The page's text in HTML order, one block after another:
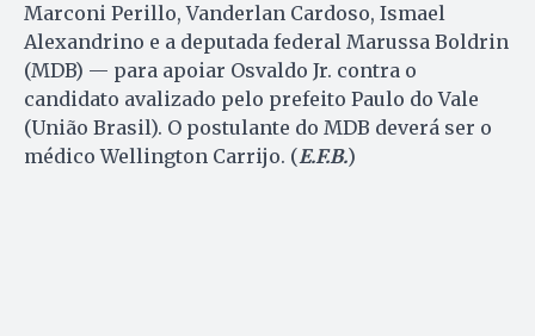
Marconi Perillo, Vanderlan Cardoso, Ismael
Alexandrino e a deputada federal Marussa Boldrin
(MDB) — para apoiar Osvaldo Jr. contra o
candidato avalizado pelo prefeito Paulo do Vale
(União Brasil). O postulante do MDB deverá ser o
médico Wellington Carrijo. (E.F.B.)